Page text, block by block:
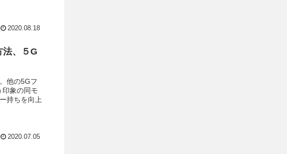
2020.08.18
法、５G
他の5Gフ
印象の同モ
持ちを向上
2020.07.05